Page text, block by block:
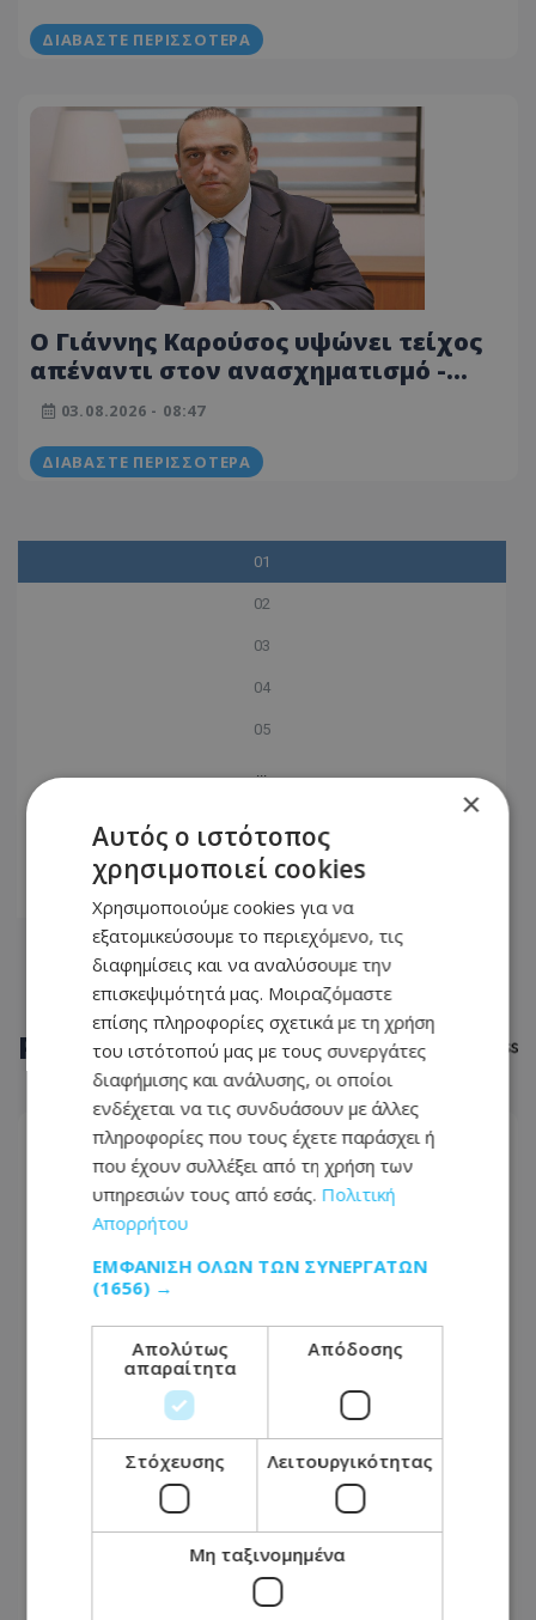
ΔΙΑΒΆΣΤΕ ΠΕΡΙΣΣΌΤΕΡΑ
Ο Γιάννης Καρούσος υψώνει τείχος
απέναντι στον ανασχηματισμό -
Μήνυμα προς τα στελέχη του ΔΗΣΥ
Χρίστο Αγγελίδη και Τίνα Παύλου -
Αιχμές προς τον ΠτΔ
03.08.2026 - 08:47
ΔΙΑΒΆΣΤΕ ΠΕΡΙΣΣΌΤΕΡΑ
01
02
03
04
05
92
ΡΟΗ ΕΙΔΗΣΕΩΝ
ΔΙΕΘΝΗ
09.08.2026 - 14:15
Χούθι, το «άλυτο πρόβλημα» της Μέσης
Ανατολής: Γιατί χίλια πλήγματα δεν ήταν αρκετά
ΠΟΛΙΤΙΚΗ
09.08.2026 - 13:58
Νέο «χτύπημα» ΔΗΣΥ για τους διορισμούς: «6
ερωτήματα που η Κυβέρνηση πρέπει να
απαντήσει»
ΑΣΤΥΝΟΜΙΚΟ ΡΕΠΟΡΤΑΖ
09.08.2026 - 13:38
ΠΡΟΣΟΧΗ: Αυτός ο 36χρονος καταζητείται για
κλοπή αυτοκινήτου στη Λεμεσό - Δείτε
×
Αυτός ο ιστότοπος
χρησιμοποιεί cookies
Χρησιμοποιούμε cookies για να
εξατομικεύσουμε το περιεχόμενο, τις
διαφημίσεις και να αναλύσουμε την
επισκεψιμότητά μας. Μοιραζόμαστε
επίσης πληροφορίες σχετικά με τη χρήση
του ιστότοπού μας με τους συνεργάτες
διαφήμισης και ανάλυσης, οι οποίοι
ενδέχεται να τις συνδυάσουν με άλλες
πληροφορίες που τους έχετε παράσχει ή
που έχουν συλλέξει από τη χρήση των
υπηρεσιών τους από εσάς. Πολιτική
Απορρήτου
ΕΜΦΆΝΙΣΗ ΌΛΩΝ ΤΩΝ ΣΥΝΕΡΓΑΤΏΝ
(1656) →
Απολύτως
απαραίτητα
Απόδοσης
Στόχευσης Λειτουργικότητας
Μη ταξινομημένα